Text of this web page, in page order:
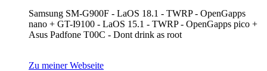
Samsung SM-G900F - LaOS 18.1 - TWRP - OpenGapps
nano + GT-I9100 - LaOS 15.1 - TWRP - OpenGapps pico +
Asus Padfone T00C - Dont drink as root
Zu meiner Webseite